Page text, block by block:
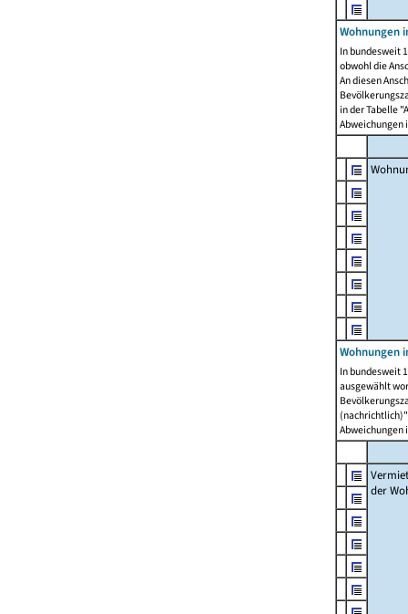
Wohnungen
In bundesweit
obwohl die
An diesen
in der Tabelle
Abweichungen
Wohnungen
In bundesweit
ausgewählt
Abweichungen
der